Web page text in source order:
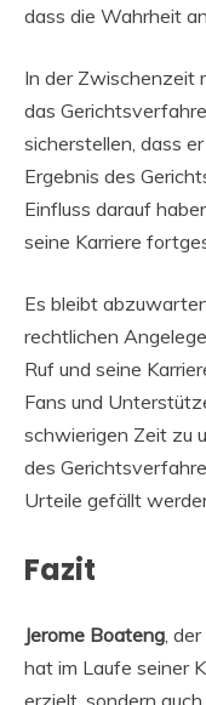
dass die Wahrheit
In der Zwischenzeit
das
sicherstellen, dass
Ergebnis des
Einfluss darauf
seine Karriere
Es bleibt
rechtlichen
Ruf und seine
Fans und
schwierigen Zeit zu
des
Urteile gefällt
Fazit
Jerome Boateng,
hat im Laufe seiner